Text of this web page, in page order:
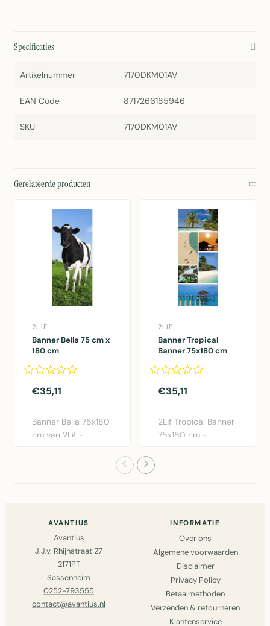
Specificaties
Artikelnummer 7170DKM01AV
EAN Code 8717266185946
SKU 7170DKM01AV
Gerelateerde producten
2LIF
Banner Bella 75 cm x
180 cm
€35,11
Banner Bella 75x180
cm van 2Lif -
2LIF
Banner Tropical
Banner 75x180 cm
€35,11
2Lif Tropical Banner
75x180 cm -
AVANTIUS
Avantius
J.J.v. Rhijnstraat 27
2171PT
Sassenheim
0252-793555
contact@avantius.nl
INFORMATIE
Over ons
Algemene voorwaarden
Disclaimer
Privacy Policy
Betaalmethoden
Verzenden & retourneren
Klantenservice